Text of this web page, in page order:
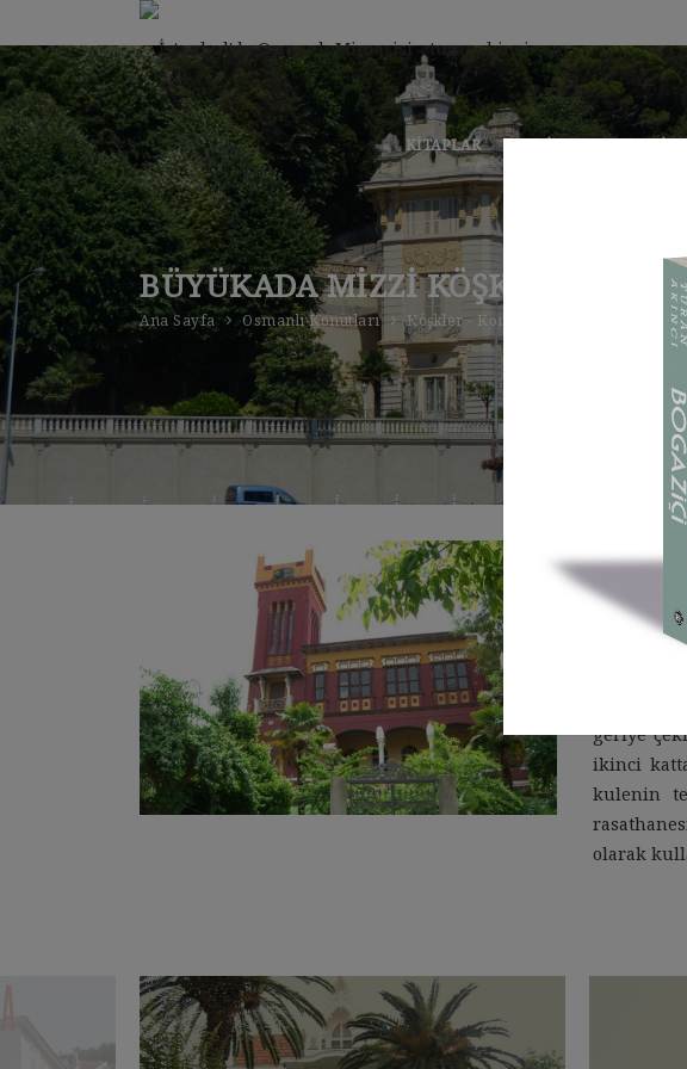
KITAPLAR KLASIK OSMANLI
BÜYÜKADA MIZZI KÖŞKÜ
Ana Sayfa Osmanlı Konutları Köşkler - Konaklar Büyükada
Mizzi
uyruklu
köşk,
gelmiştir.
Köşk
geriye
ikinci
kulenin
olarak